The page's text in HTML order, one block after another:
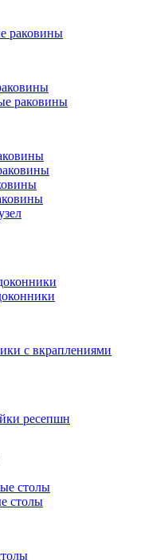
раковины
раковины
с вкраплениями
ресепшн
столы
столы